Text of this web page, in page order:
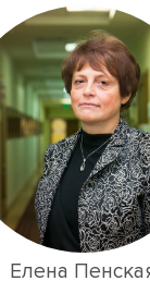
приходится
и сошли на
Шаламова
его
что
Шаламов
«Колымских
ему важно
о событиях
даже